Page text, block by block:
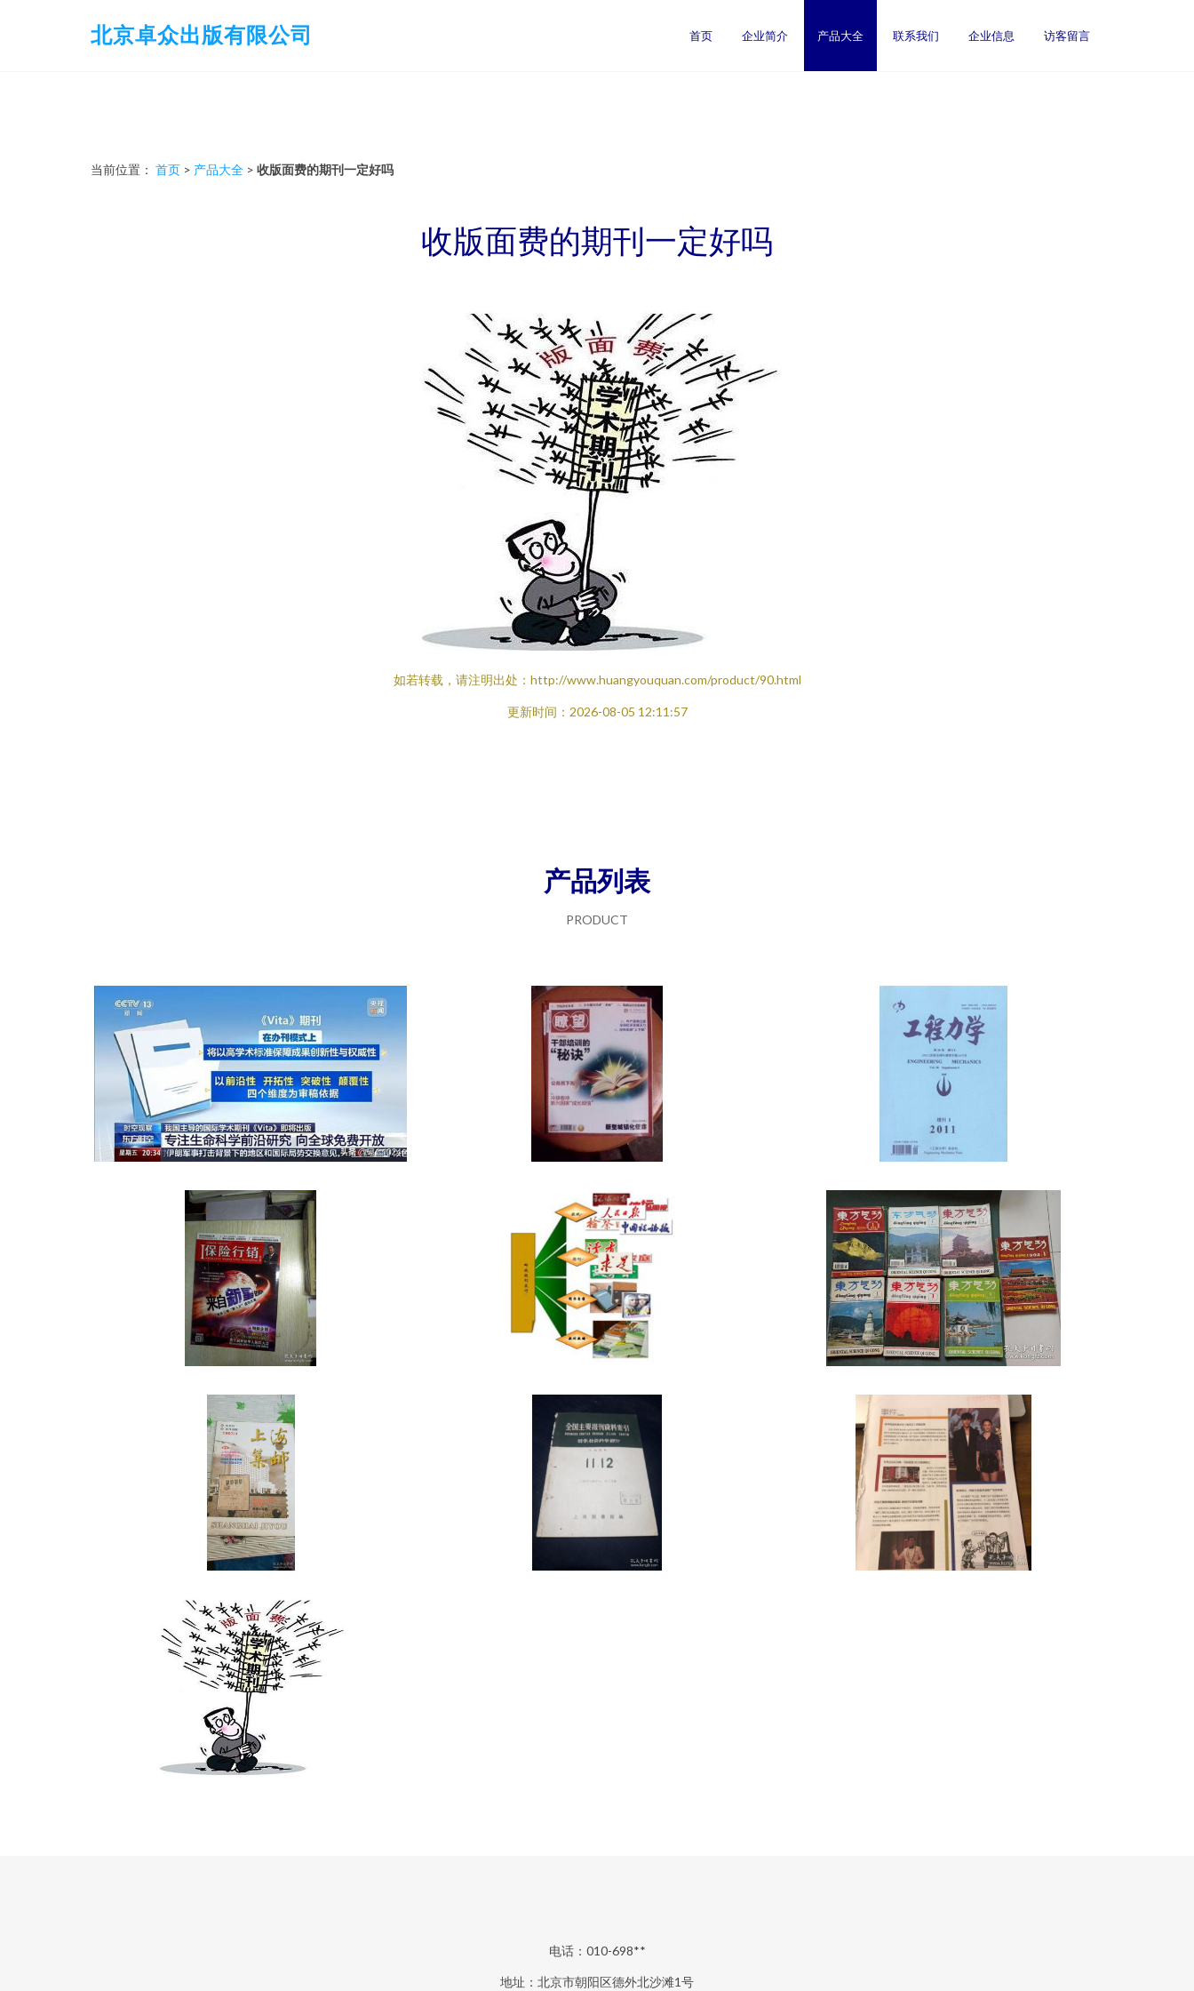
北京卓众出版有限公司 首页 企业简介 产品大全 联系我们 企业信息 访客留言
当前位置： 首页 > 产品大全 > 收版面费的期刊一定好吗
收版面费的期刊一定好吗
如若转载，请注明出处：http://www.huangyouquan.com/product/90.html
更新时间：2026-08-05 12:11:57
产品列表
PRODUCT
电话：010-698**
地址：北京市朝阳区德外北沙滩1号